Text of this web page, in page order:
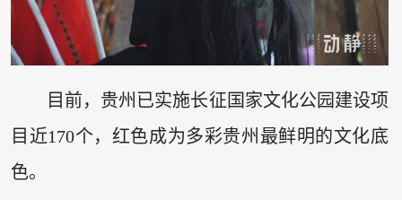
目前，贵州已实施长征国家文化公园建设项
目近170个，红色成为多彩贵州最鲜明的文化底
色。